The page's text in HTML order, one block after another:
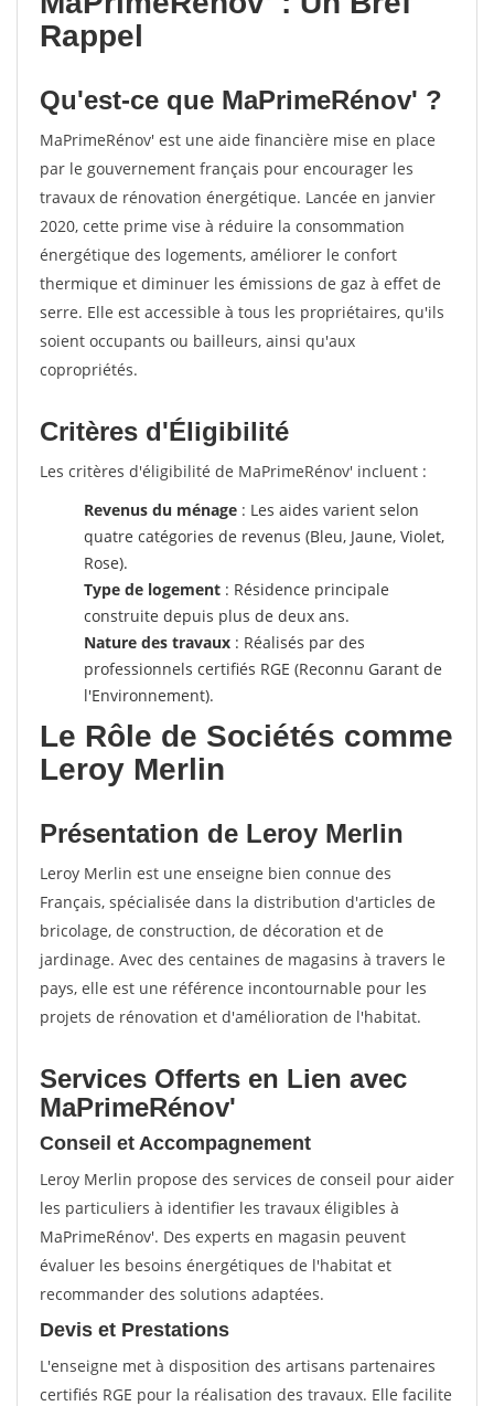
Rappel
Qu'est-ce que MaPrimeRénov' ?
MaPrimeRénov' est une aide financière mise en place
par le gouvernement français pour encourager les
travaux de rénovation énergétique. Lancée en janvier
2020, cette prime vise à réduire la consommation
énergétique des logements, améliorer le confort
thermique et diminuer les émissions de gaz à effet de
serre. Elle est accessible à tous les propriétaires, qu'ils
soient occupants ou bailleurs, ainsi qu'aux
copropriétés.
Critères d'Éligibilité
Les critères d'éligibilité de MaPrimeRénov' incluent :
Revenus du ménage : Les aides varient selon
quatre catégories de revenus (Bleu, Jaune, Violet,
Rose).
Type de logement : Résidence principale
construite depuis plus de deux ans.
Nature des travaux : Réalisés par des
professionnels certifiés RGE (Reconnu Garant de
l'Environnement).
Le Rôle de Sociétés comme
Leroy Merlin
Présentation de Leroy Merlin
Leroy Merlin est une enseigne bien connue des
Français, spécialisée dans la distribution d'articles de
bricolage, de construction, de décoration et de
jardinage. Avec des centaines de magasins à travers le
pays, elle est une référence incontournable pour les
projets de rénovation et d'amélioration de l'habitat.
Services Offerts en Lien avec
MaPrimeRénov'
Conseil et Accompagnement
Leroy Merlin propose des services de conseil pour aider
les particuliers à identifier les travaux éligibles à
MaPrimeRénov'. Des experts en magasin peuvent
évaluer les besoins énergétiques de l'habitat et
recommander des solutions adaptées.
Devis et Prestations
L'enseigne met à disposition des artisans partenaires
certifiés RGE pour la réalisation des travaux. Elle facilite